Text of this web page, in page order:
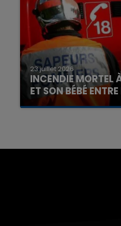
23 juillet 2026
INCENDIE MORTEL
ET SON BÉBÉ
Un homme s'est